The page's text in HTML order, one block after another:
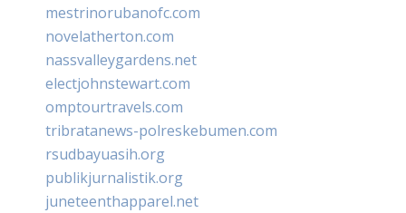
mestrinorubanofc.com
novelatherton.com
nassvalleygardens.net
electjohnstewart.com
omptourtravels.com
tribratanews-polreskebumen.com
rsudbayuasih.org
publikjurnalistik.org
juneteenthapparel.net